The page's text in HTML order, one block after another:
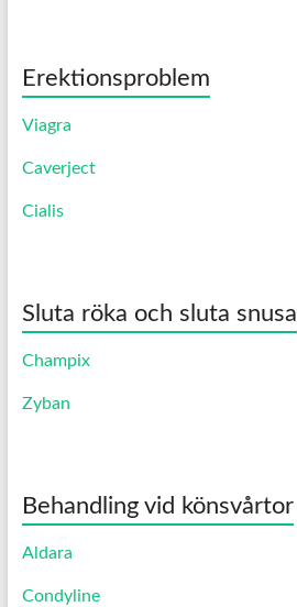
Erektionsproblem
Viagra
Caverject
Cialis
Sluta röka och sluta snusa
Champix
Zyban
Behandling vid könsvårtor
Aldara
Condyline